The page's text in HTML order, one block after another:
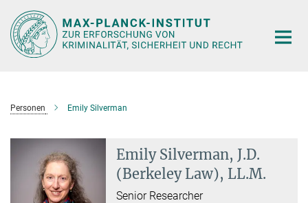
Hauptinhalt
Personen Emily Silverman
Emily Silverman, J.D.
(Berkeley Law), LL.M.
Senior Researcher